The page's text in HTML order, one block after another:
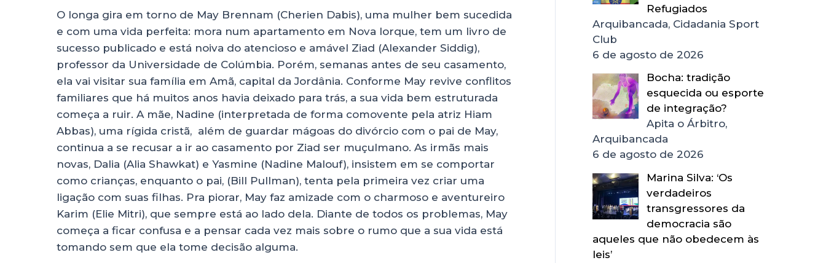
O longa gira em torno de May Brennam (Cherien Dabis), uma mulher bem sucedida
e com uma vida perfeita: mora num apartamento em Nova Iorque, tem um livro de
sucesso publicado e está noiva do atencioso e amável Ziad (Alexander Siddig),
professor da Universidade de Colúmbia. Porém, semanas antes de seu casamento,
ela vai visitar sua família em Amã, capital da Jordânia. Conforme May revive conflitos
familiares que há muitos anos havia deixado para trás, a sua vida bem estruturada
começa a ruir. A mãe, Nadine (interpretada de forma comovente pela atriz Hiam
Abbas), uma rígida cristã, além de guardar mágoas do divórcio com o pai de May,
continua a se recusar a ir ao casamento por Ziad ser muçulmano. As irmãs mais
novas, Dalia (Alia Shawkat) e Yasmine (Nadine Malouf), insistem em se comportar
como crianças, enquanto o pai, (Bill Pullman), tenta pela primeira vez criar uma
ligação com suas filhas. Pra piorar, May faz amizade com o charmoso e aventureiro
Karim (Elie Mitri), que sempre está ao lado dela. Diante de todos os problemas, May
começa a ficar confusa e a pensar cada vez mais sobre o rumo que a sua vida está
tomando sem que ela tome decisão alguma.
Refugiados
Arquibancada, Cidadania Sport
Club
6 de agosto de 2026
Bocha: tradição
esquecida ou esporte
de integração?
Apita o Árbitro,
Arquibancada
6 de agosto de 2026
Marina Silva: ‘Os
verdadeiros
transgressores da
democracia são
aqueles que não obedecem às
leis’